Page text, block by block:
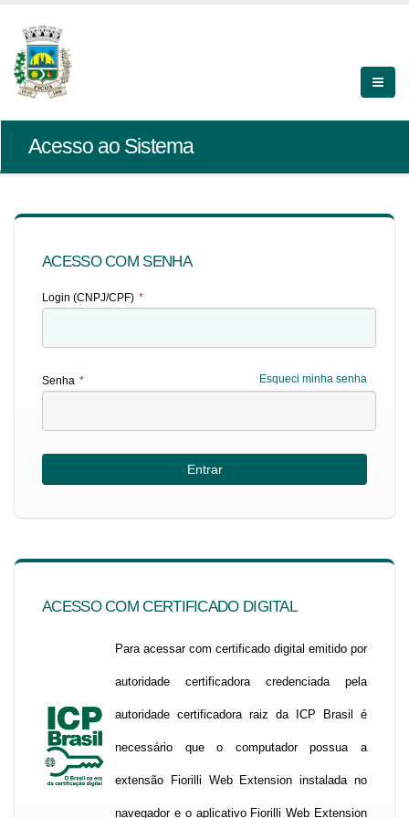
Acesso ao Sistema
ACESSO COM SENHA
Login (CNPJ/CPF) *
Esqueci minha senha
Senha *
ACESSO COM CERTIFICADO DIGITAL
Para acessar com certificado digital emitido por
autoridade certificadora credenciada pela
autoridade certificadora raiz da ICP Brasil é
necessário que o computador possua a
extensão Fiorilli Web Extension instalada no
navegador e o aplicativo Fiorilli Web Extension